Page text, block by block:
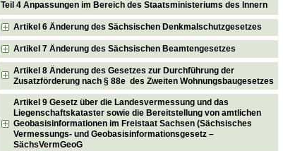
Teil 4 Anpassungen im Bereich des Staatsministeriums des Innern
Artikel 6 Änderung des Sächsischen Denkmalschutzgesetzes
Artikel 7 Änderung des Sächsischen Beamtengesetzes
Artikel 8 Änderung des Gesetzes zur Durchführung der
Zusatzförderung nach § 88e des Zweiten Wohnungsbaugesetzes
Artikel 9 Gesetz über die Landesvermessung und das
Liegenschaftskataster sowie die Bereitstellung von amtlichen
Geobasisinformationen im Freistaat Sachsen (Sächsisches
Vermessungs- und Geobasisinformationsgesetz –
SächsVermGeoG